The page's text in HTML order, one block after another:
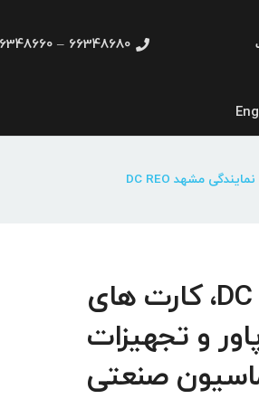
66348680 – 66348660
نمایندگی مشهد DC REO
تعمیرات رئو REO; درایو DC، کارت های
و تجهیزات
صنعتی